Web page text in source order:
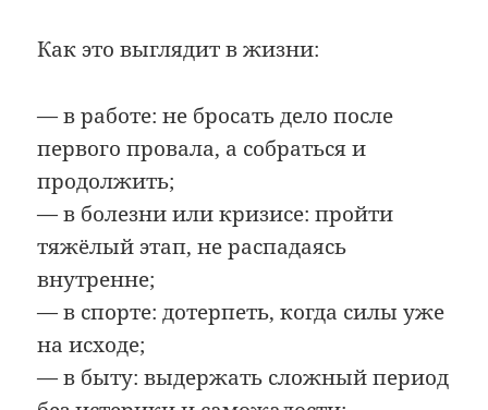
Как это выглядит в жизни:
— в работе: не бросать дело после
первого провала, а собраться и
продолжить;
— в болезни или кризисе: пройти
тяжёлый этап, не распадаясь
внутренне;
— в спорте: дотерпеть, когда силы уже
на исходе;
— в быту: выдержать сложный период